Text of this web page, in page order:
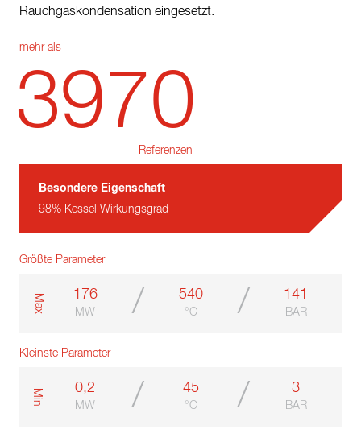
Rauchgaskondensation eingesetzt.
mehr als
3970
Referenzen
Besondere Eigenschaft
98% Kessel Wirkungsgrad
Größte Parameter
m
a
x
176
MW / 540
°C / 141
BAR
Kleinste Parameter
m
i
n
0,2
MW / 45
°C / 3
BAR